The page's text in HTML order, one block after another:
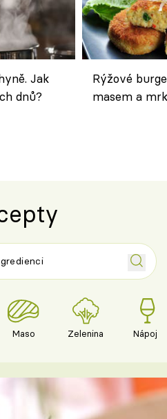
Jak
dnů?
Rýžové
masem a
Maso Zelenina Nápoje